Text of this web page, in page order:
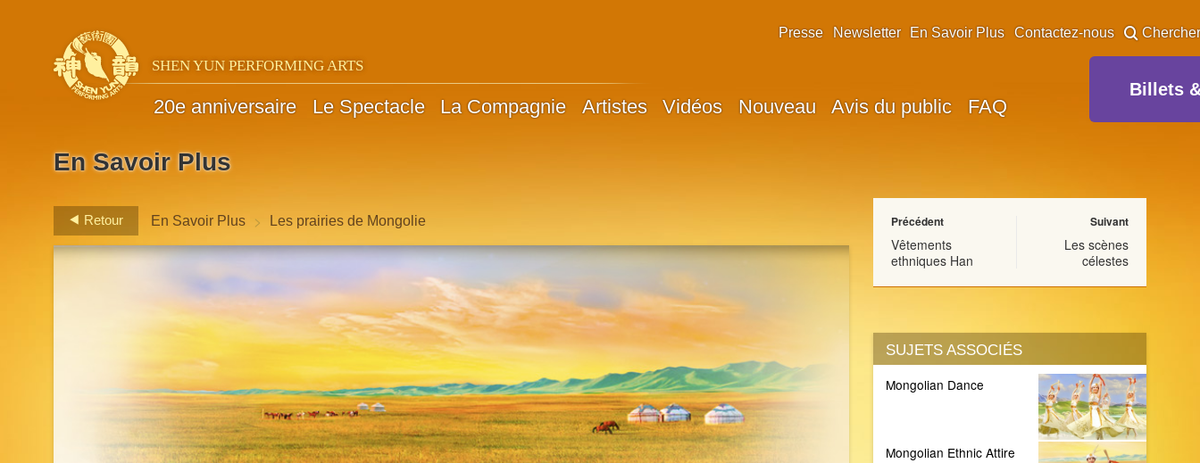
SHEN YUN PERFORMING ARTS
20e anniversaire Le Spectacle La Compagnie Artistes Vidéos Nouveau Avis du public FAQ
Presse Newsletter En Savoir Plus Contactez-nous Chercher
Billets
En Savoir Plus
Retour En Savoir Plus > Les prairies de Mongolie Précédent
Vêtements
ethniques Han
Suivant
Les scènes
célestes
SUJETS ASSOCIÉS
Mongolian Dance
Mongolian Ethnic Attire